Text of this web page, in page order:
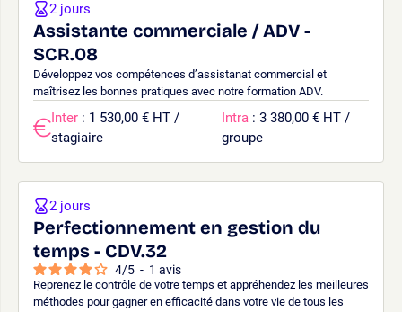
Assistante commerciale / ADV -
SCR.08
Développez vos compétences d’assistanat commercial et
maîtrisez les bonnes pratiques avec notre formation ADV.
2 jours
Inter : 1 530,00 € HT /
stagiaire
Intra : 3 380,00 € HT /
groupe
Perfectionnement en gestion du
temps - CDV.32
4/5 - 1 avis
Reprenez le contrôle de votre temps et appréhendez les meilleures
méthodes pour gagner en efficacité dans votre vie de tous les
2 jours